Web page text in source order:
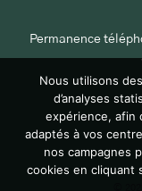
Permanence
©
Nous utilisons
d’analyses
expérience, afin
adaptés à vos
nos campagnes
cookies en cliquant